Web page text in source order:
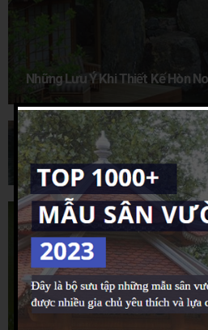
Những Lưu Ý Khi Thiết Kế Hòn
Hòn non bộ đóng vai trò như một sản phẩm trưng
mát,...
Cách Thiết Kế Hồ Nuôi Cá Koi
Khi xây dựng hồ cá Koi, tùy thuộc vào không gian
Phương Pháp Lắp Đặt Hệ Thống